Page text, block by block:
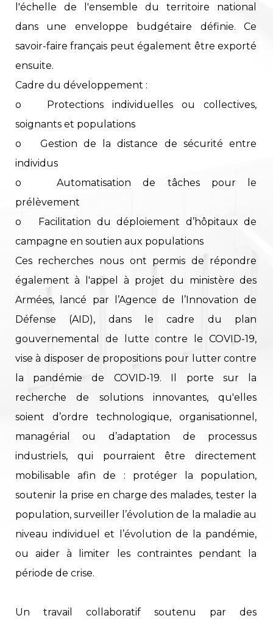
l'échelle de l'ensemble du territoire national
dans une enveloppe budgétaire définie. Ce
savoir-faire français peut également être exporté
ensuite.
Cadre du développement :
o Protections individuelles ou collectives,
soignants et populations
o Gestion de la distance de sécurité entre
individus
o Automatisation de tâches pour le
prélèvement
o Facilitation du déploiement d’hôpitaux de
campagne en soutien aux populations
Ces recherches nous ont permis de répondre
également à l'appel à projet du ministère des
Armées, lancé par l’Agence de l’Innovation de
Défense (AID), dans le cadre du plan
gouvernemental de lutte contre le COVID-19,
vise à disposer de propositions pour lutter contre
la pandémie de COVID-19. Il porte sur la
recherche de solutions innovantes, qu'elles
soient d’ordre technologique, organisationnel,
managérial ou d’adaptation de processus
industriels, qui pourraient être directement
mobilisable afin de : protéger la population,
soutenir la prise en charge des malades, tester la
population, surveiller l’évolution de la maladie au
niveau individuel et l’évolution de la pandémie,
ou aider à limiter les contraintes pendant la
période de crise.
Un travail collaboratif soutenu par des